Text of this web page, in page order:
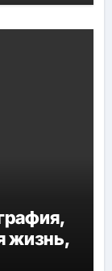
жизнь,